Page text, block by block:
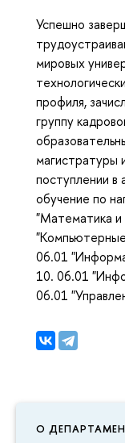
О
Успешно
мировых
профиля,
группу
магистратуры
поступлении
обучение по
"Математика и
06.01
10. 06.01
06.01